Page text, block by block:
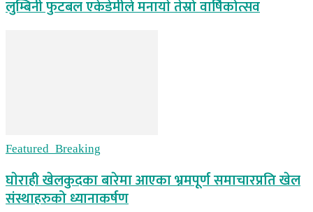
लुम्बिनी फुटबल एकेडेमीले मनायाे तेस्रो वार्षिकोत्सव
Featured_Breaking
घाेराही खेलकुदका बारेमा आएका भ्रमपूर्ण समाचारप्रति खेल
संस्थाहरुको ध्यानाकर्षण